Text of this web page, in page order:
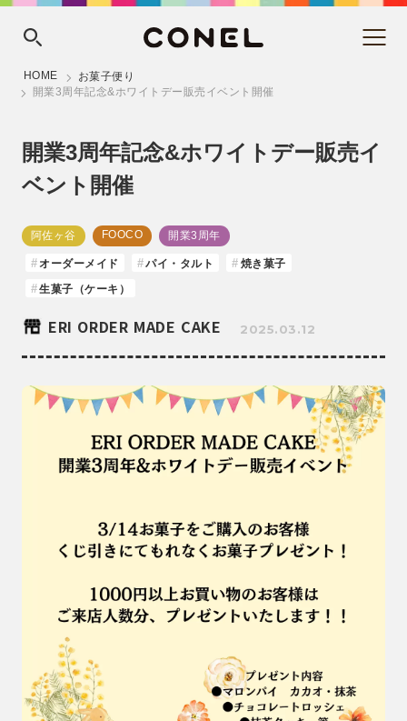
HOME
お菓子便り
開業3周年記念&ホワイトデー販売イベント開催
開業3周年記念&ホワイトデー販売イ
ベント開催
阿佐ヶ谷 FOOCO 開業3周年
オーダーメイド パイ・タルト
焼き菓子
生菓子（ケーキ）
ERI ORDER MADE CAKE 2025.03.12